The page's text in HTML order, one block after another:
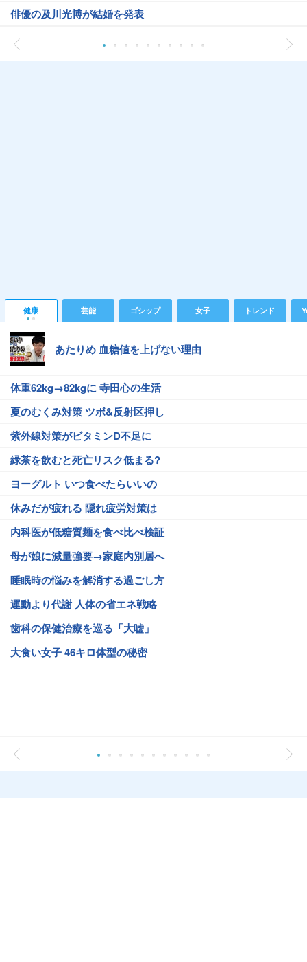
俳優の及川光博が結婚を発表
健康 芸能 ゴシップ 女子 トレンド
あたりめ 血糖値を上げない理由
体重62kg→82kgに 寺田心の生活
夏のむくみ対策 ツボ&反射区押し
紫外線対策がビタミンD不足に
緑茶を飲むと死亡リスク低まる?
ヨーグルト いつ食べたらいいの
休みだが疲れる 隠れ疲労対策は
内科医が低糖質麺を食べ比べ検証
母が娘に減量強要→家庭内別居へ
睡眠時の悩みを解消する過ごし方
運動より代謝 人体の省エネ戦略
歯科の保健治療を巡る「大嘘」
大食い女子 46キロ体型の秘密